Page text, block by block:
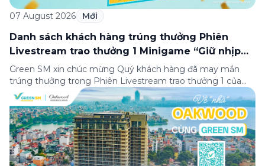
07 August 2026 Mới
Danh sách khách hàng trúng thưởng Phiên
Livestream trao thưởng 1 Minigame “Giữ nhịp
cuộc vui”
Green SM xin chúc mừng Quý khách hàng đã may mắn
trúng thưởng trong Phiên Livestream trao thưởng 1 của
Minigame “Giữ nhịp cuộc vui”, được phát sóng trực tiếp
trên Fanpage và TikTok Green SM từ 20:00 – 21:00 ngày
04/08/2026. Phiên livestream đã diễn ra công khai với sự
theo dõi của đông […]